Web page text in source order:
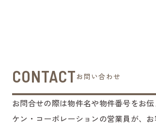
CONTACT お問い合わせ
お問合せの際は物件名や物件番号をお伝
ケン・コーポレーションの営業員が、